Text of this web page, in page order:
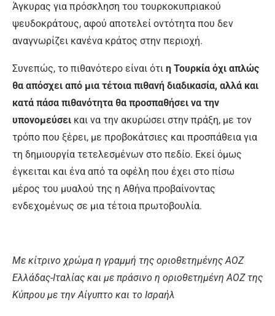
Άγκυρας για πρόσκληση του τουρκοκυπριακού
ψευδοκράτους, αφού αποτελεί οντότητα που δεν
αναγνωρίζει κανένα κράτος στην περιοχή.
Συνεπώς, το πιθανότερο είναι ότι η Τουρκία όχι απλώς
θα απόσχει από μια τέτοια πιθανή διαδικασία, αλλά και
κατά πάσα πιθανότητα θα προσπαθήσει να την
υπονομεύσει και να την ακυρώσει στην πράξη, με τον
τρόπο που ξέρει, με προβοκάτσιες και προσπάθεια για
τη δημιουργία τετελεσμένων στο πεδίο. Εκεί όμως
έγκειται και ένα από τα οφέλη που έχει στο πίσω
μέρος του μυαλού της η Αθήνα προβαίνοντας
ενδεχομένως σε μια τέτοια πρωτοβουλία.
Με κίτρινο χρώμα η γραμμή της οριοθετημένης ΑΟΖ
Ελλάδας-Ιταλίας και με πράσινο η οριοθετημένη ΑΟΖ της
Κύπρου με την Αίγυπτο και το Ισραήλ